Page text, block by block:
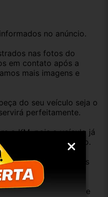
no anúncio.
nas fotos do
em contato após a
mais imagens e
do seu veículo seja o
perfeitamente.
o KM, pois o veículo já
em ótimo estado.
anunciar e enviar, elas
e apresentam desgaste